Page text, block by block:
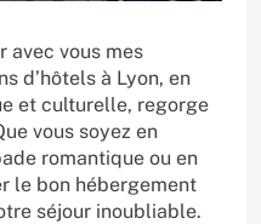
avec vous mes
d’hôtels à Lyon, en
et culturelle, regorge
vous soyez en
romantique ou en
le bon hébergement
séjour inoubliable.